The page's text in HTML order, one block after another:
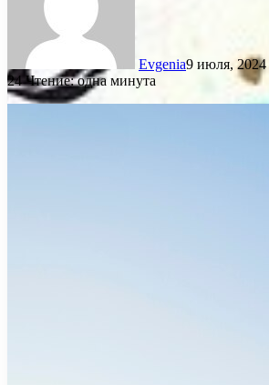
Evgenia9 июля, 2024
24Чтение: одна минута